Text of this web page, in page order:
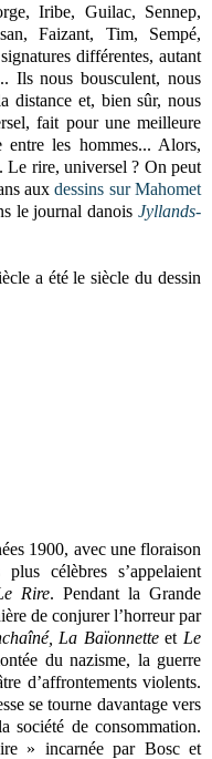
Iribe, Guilac, Sennep,
Faizant, Tim, Sempé,
différentes, autant
Ils nous bousculent, nous
distance et, bien sûr, nous
fait pour une meilleure
entre les hommes... Alors,
Le rire, universel ? On peut
auxdessins sur Mahomet
le journal danois Jyllands-
a été le siècle du dessin
1900, avec une floraison
célèbres s’appelaient
Rire. Pendant la Grande
de conjurer l’horreur par
La Baïonnetteet Le
du nazisme, la guerre
d’affrontements violents.
se tourne davantage vers
société de consommation.
» incarnée par Bosc et